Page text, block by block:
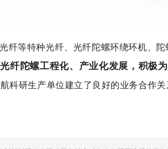
纤等特种光纤、光纤陀螺环绕环机、
陀螺工程化、产业化发展，积极为
研生产单位建立了良好的业务合作